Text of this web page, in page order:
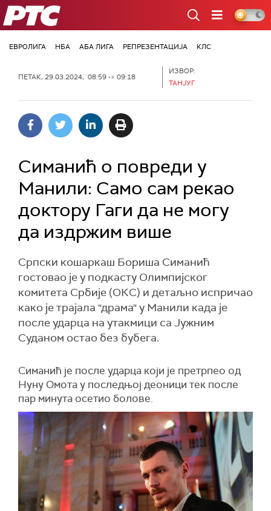
РТС
ЕВРОЛИГА НБА АБА ЛИГА РЕПРЕЗЕНТАЦИЈА КЛС
ПЕТАК, 29.03.2024, 08:59 -> 09:18
ИЗВОР:
ТАНЈУГ
Симанић о повреди у
Манили: Само сам рекао
доктору Гаги да не могу
да издржим више
Српски кошаркаш Бориша Симанић
гостовао је у подкасту Олимпијског
комитета Србије (ОКС) и детаљно испричао
како је трајала "драма" у Манили када је
после ударца на утакмици са Јужним
Суданом остао без бубега.
Симанић је после ударца који је претрпео од
Нуну Омота у последњој деоници тек после
пар минута осетио болове.